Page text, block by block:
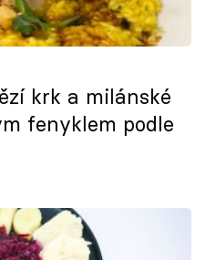
krk a milánské
fenyklem podle